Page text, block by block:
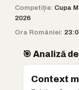
Competiție: Cupa
2026
Ora României:
🎯 Analiză
Context